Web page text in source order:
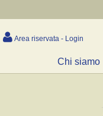
Area riservata - Login
Chi siamo